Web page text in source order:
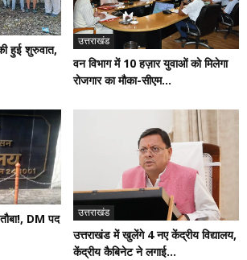
हुई शुरुवात,
उत्तराखंड
वन विभाग में 10 हज़ार युवाओं को मिलेगा
रोजगार का मौका-सीएम...
DM पद
उत्तराखंड
उत्तराखंड में खुलेंगे 4 नए केंद्रीय विद्यालय,
केंद्रीय कैबिनेट ने लगाई...